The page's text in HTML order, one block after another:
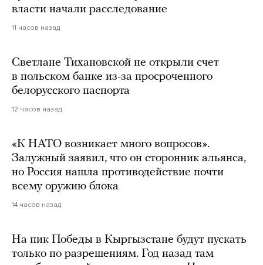
власти начали расследование
11 часов назад
Светлане Тихановской не открыли счет
в польском банке из-за просроченного
белорусского паспорта
12 часов назад
«К НАТО возникает много вопросов».
Залужный заявил, что он сторонник альянса,
но Россия нашла противодействие почти
всему оружию блока
14 часов назад
На пик Победы в Кыргызстане будут пускать
только по разрешениям. Год назад там